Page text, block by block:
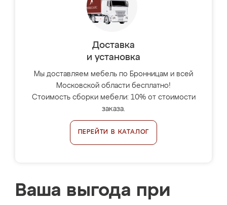
Доставка
и установка
Мы доставляем мебель по Бронницам и всей
Московской области бесплатно!
Стоимость сборки мебели: 10% от стоимости
заказа.
ПЕРЕЙТИ В КАТАЛОГ
Ваша выгода при